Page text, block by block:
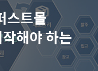
스트몰
해야 하는